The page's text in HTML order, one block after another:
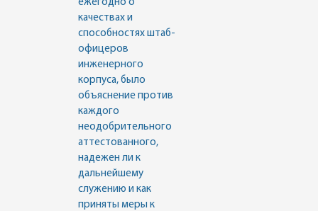
ежегодно о
качествах и
способностях штаб-
офицеров
инженерного
корпуса, было
объяснение против
каждого
неодобрительного
аттестованного,
надежен ли к
дальнейшему
служению и как
приняты меры к